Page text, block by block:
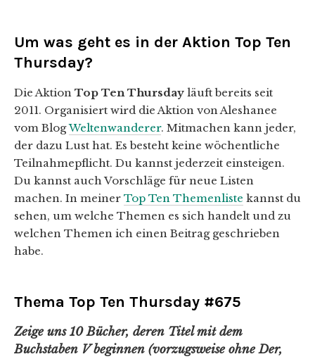
Um was geht es in der Aktion Top Ten
Thursday?
Die Aktion Top Ten Thursday läuft bereits seit
2011. Organisiert wird die Aktion von Aleshanee
vom BlogWeltenwanderer. Mitmachen kann jeder,
der dazu Lust hat. Es besteht keine wöchentliche
Teilnahmepflicht. Du kannst jederzeit einsteigen.
Du kannst auch Vorschläge für neue Listen
machen. In meiner Top Ten Themenliste kannst du
sehen, um welche Themen es sich handelt und zu
welchen Themen ich einen Beitrag geschrieben
habe.
Thema Top Ten Thursday #675
Zeige uns 10 Bücher, deren Titel mit dem
Buchstaben V beginnen (vorzugsweise ohne Der,